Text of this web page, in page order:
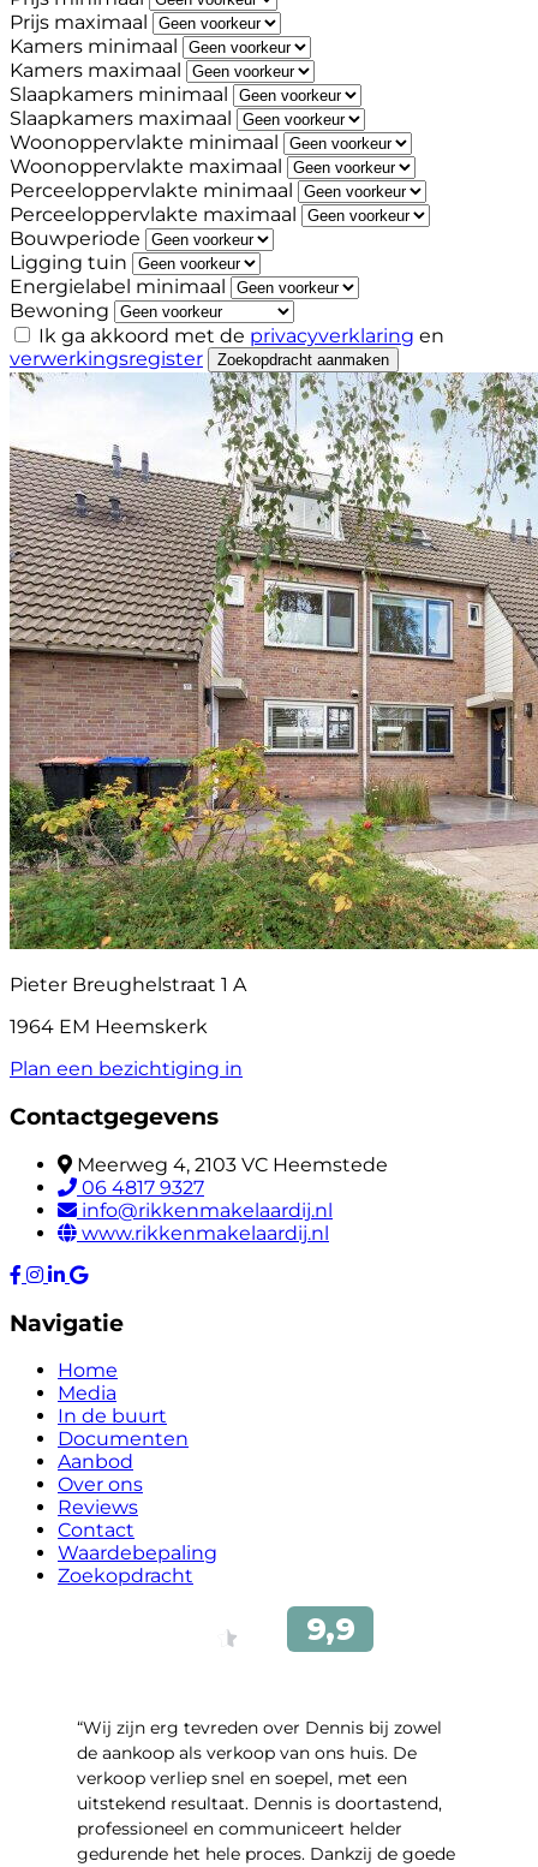
Prijs maximaal
Kamers minimaal
Kamers maximaal
Slaapkamers minimaal
Slaapkamers maximaal
Woonoppervlakte minimaal
Woonoppervlakte maximaal
Perceeloppervlakte minimaal
Perceeloppervlakte maximaal
Bouwperiode
Ligging tuin
Energielabel minimaal
Bewoning
Ik ga akkoord met de privacyverklaring en
verwerkingsregister
Zoekopdracht aanmaken
Pieter Breughelstraat 1 A
1964 EM Heemskerk
Plan een bezichtiging in
Contactgegevens
Meerweg 4, 2103 VC Heemstede
06 4817 9327
info@rikkenmakelaardij.nl
www.rikkenmakelaardij.nl
Navigatie
Home
Media
In de buurt
Documenten
Aanbod
Over ons
Reviews
Contact
Waardebepaling
Zoekopdracht
“Wij zijn erg tevreden over Dennis bij zowel
de aankoop als verkoop van ons huis. De
verkoop verliep snel en soepel, met een
uitstekend resultaat. Dennis is doortastend,
professioneel en communiceert helder
gedurende het hele proces. Dankzij de goede